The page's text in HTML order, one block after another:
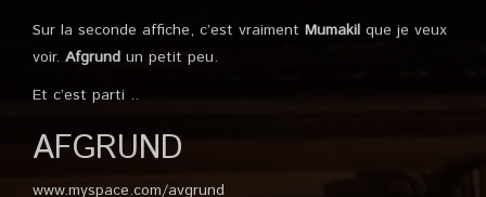
Sur la seconde affiche, c’est vraiment Mumakil que je veux
voir. Afgrund un petit peu.
Et c’est parti ..
AFGRUND
www.myspace.com/avgrund